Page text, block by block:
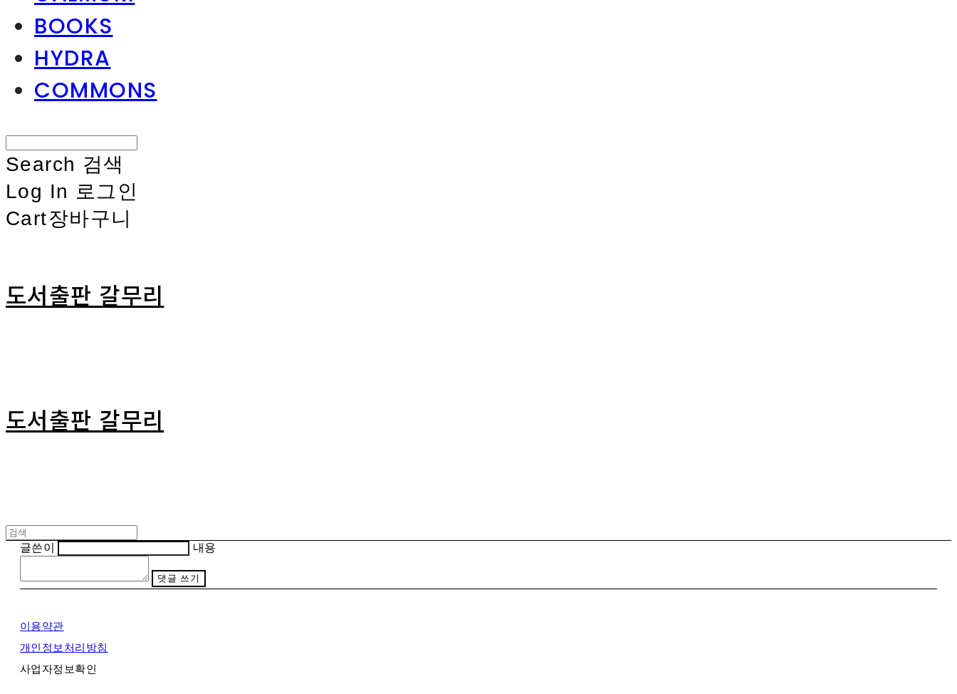
BOOKS
HYDRA
COMMONS
Search 검색
Log In 로그인
Cart장바구니
도서출판 갈무리
도서출판 갈무리
글쓴이 내용
댓글 쓰기
이용약관
개인정보처리방침
사업자정보확인